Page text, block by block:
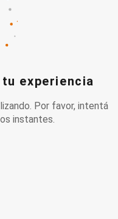
experiencia
Por favor, intentá
instantes.